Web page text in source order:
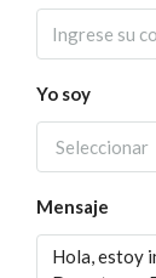
Yo soy
Seleccionar
Mensaje